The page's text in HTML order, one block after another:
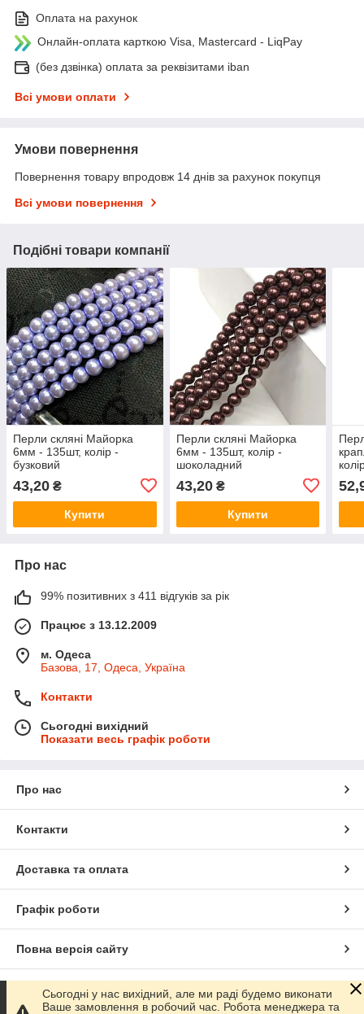
Оплата на рахунок
Онлайн-оплата карткою Visa, Mastercard - LiqPay
(без дзвінка) оплата за реквізитами iban
Всі умови оплати
Умови повернення
Повернення товару впродовж 14 днів за рахунок покупця
Всі умови повернення
Подібні товари компанії
Перли скляні Майорка
6мм - 135шт, колір -
бузковий
43,20 ₴
Купити
Перли скляні Майорка
6мм - 135шт, колір -
шоколадний
43,20₴
Купити
Про нас
99% позитивних з 411 відгуків за рік
Працює з 13.12.2009
м. Одеса
Базова, 17, Одеса, Україна
Контакти
Сьогодні вихідний
Показати весь графік роботи
Про нас
Контакти
Доставка та оплата
Графік роботи
Повна версія сайту
Сайт створено на маркетплейсі Prom.ua
Сьогодні у нас вихідний, але ми раді будемо виконати
Ваше замовлення в робочий час. Робота менеджера та